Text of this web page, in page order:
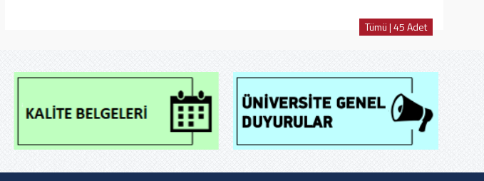
Tümü | 45 Adet